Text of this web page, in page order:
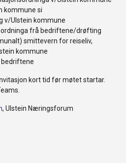
kommune si
v/Ulstein kommune
ordninga frå bedriftene/drøfting
smittevern for reiseliv,
kommune
bedriftene
kort tid før møtet startar.
, Ulstein Næringsforum